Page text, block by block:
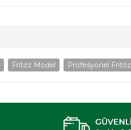
Fritöz Model Profesyonel Fritöz